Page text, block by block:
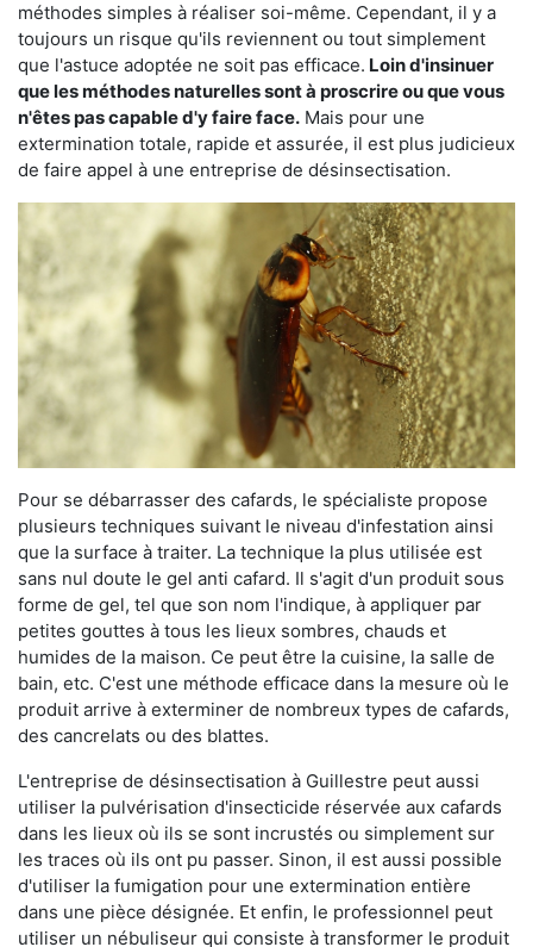
méthodes simples à réaliser soi-même. Cependant, il y a
toujours un risque qu'ils reviennent ou tout simplement
que l'astuce adoptée ne soit pas efficace. Loin d'insinuer
que les méthodes naturelles sont à proscrire ou que vous
n'êtes pas capable d'y faire face. Mais pour une
extermination totale, rapide et assurée, il est plus judicieux
de faire appel à une entreprise de désinsectisation.
Pour se débarrasser des cafards, le spécialiste propose
plusieurs techniques suivant le niveau d'infestation ainsi
que la surface à traiter. La technique la plus utilisée est
sans nul doute le gel anti cafard. Il s'agit d'un produit sous
forme de gel, tel que son nom l'indique, à appliquer par
petites gouttes à tous les lieux sombres, chauds et
humides de la maison. Ce peut être la cuisine, la salle de
bain, etc. C'est une méthode efficace dans la mesure où le
produit arrive à exterminer de nombreux types de cafards,
des cancrelats ou des blattes.
L'entreprise de désinsectisation à Guillestre peut aussi
utiliser la pulvérisation d'insecticide réservée aux cafards
dans les lieux où ils se sont incrustés ou simplement sur
les traces où ils ont pu passer. Sinon, il est aussi possible
d'utiliser la fumigation pour une extermination entière
dans une pièce désignée. Et enfin, le professionnel peut
utiliser un nébuliseur qui consiste à transformer le produit